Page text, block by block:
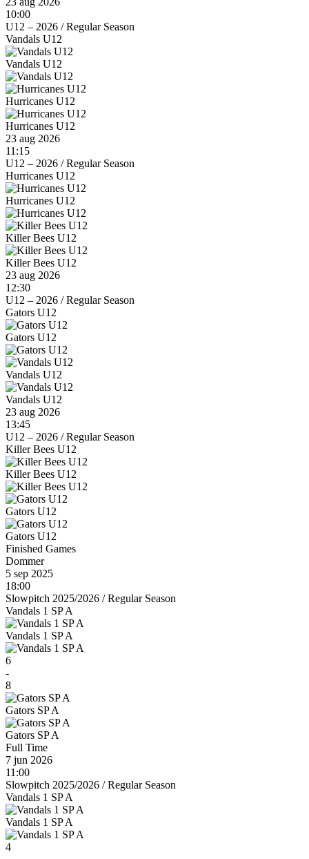
10:00
U12 – 2026 /Regular Season
Vandals U12
Vandals U12
Hurricanes U12
Hurricanes U12
23 aug 2026
11:15
U12 – 2026 /Regular Season
Hurricanes U12
Hurricanes U12
Killer Bees U12
Killer Bees U12
23 aug 2026
12:30
U12 – 2026 /Regular Season
Gators U12
Gators U12
Vandals U12
Vandals U12
23 aug 2026
13:45
U12 – 2026 /Regular Season
Killer Bees U12
Killer Bees U12
Gators U12
Gators U12
Finished Games
Dommer
5 sep 2025
18:00
Slowpitch 2025/2026 /Regular Season
Vandals 1 SP A
Vandals 1 SP A
6
-
8
Gators SP A
Gators SP A
Full Time
7 jun 2026
11:00
Slowpitch 2025/2026 /Regular Season
Vandals 1 SP A
Vandals 1 SP A
4